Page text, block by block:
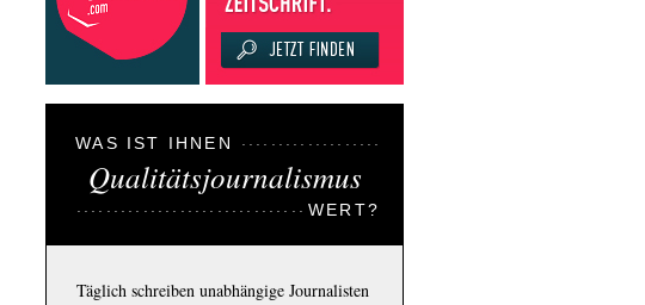
WAS IST IHNEN
Qualitätsjournalismus
WERT?
Täglich schreiben unabhängige Journalisten